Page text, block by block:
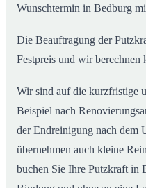
Wunschtermin in Bedburg
Die Beauftragung der
Festpreis und wir
Wir sind auf die kurzfristige
Beispiel nach
der Endreinigung nach dem
übernehmen auch kleine
buchen Sie Ihre Putzkraft in